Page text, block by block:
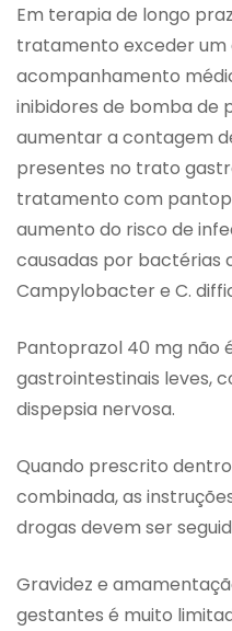
Em terapia de longo
tratamento exceder um
acompanhamento
inibidores de bomba de
aumentar a contagem
presentes no trato
tratamento com
aumento do risco de
causadas por bactérias
Campylobacter e C.
Pantoprazol 40 mg não
gastrointestinais leves,
dispepsia nervosa.
Quando prescrito
combinada, as
drogas devem ser
Gravidez e
gestantes é muito